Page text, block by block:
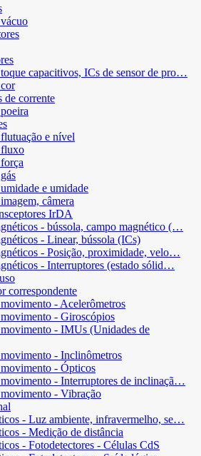
toque capacitivos, ICs de sensor de pro…
de corrente
e nível
fluxo
e umidade
câmera
IrDA
- bússola, campo magnético (…
- Linear, bússola (ICs)
- Posição, proximidade, velo…
- Interruptores (estado sólid…
correspondente
movimento - Acelerômetros
movimento - Giroscópios
movimento - IMUs (Unidades de
movimento - Inclinômetros
movimento - Ópticos
movimento - Interruptores de inclinaçã…
movimento - Vibração
- Luz ambiente, infravermelho, se…
- Medição de distância
- Fotodetectores - Células CdS